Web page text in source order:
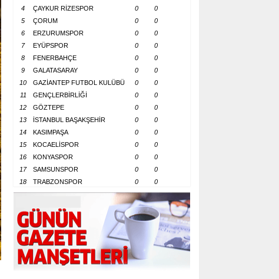
4
ÇAYKUR RİZESPOR 0
0
5
ÇORUM 0
0
6
ERZURUMSPOR 0
0
7
EYÜPSPOR 0
0
8
FENERBAHÇE 0
0
9
GALATASARAY 0
0
10
GAZİANTEP FUTBOL KULÜBÜ 0
0
11
GENÇLERBİRLİĞİ 0
0
12
GÖZTEPE 0
0
13
İSTANBUL BAŞAKŞEHİR 0
0
14
KASIMPAŞA 0
0
15
KOCAELİSPOR 0
0
16
KONYASPOR 0
0
17
SAMSUNSPOR 0
0
18
TRABZONSPOR 0 0